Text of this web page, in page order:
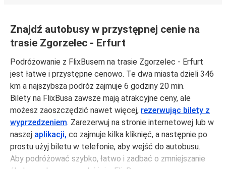
Znajdź autobusy w przystępnej cenie na
trasie Zgorzelec - Erfurt
Podróżowanie z FlixBusem na trasie Zgorzelec - Erfurt
jest łatwe i przystępne cenowo. Te dwa miasta dzieli 346
km a najszybsza podróż zajmuje 6 godziny 20 min.
Bilety na FlixBusa zawsze mają atrakcyjne ceny, ale
możesz zaoszczędzić nawet więcej, rezerwując bilety z
wyprzedzeniem. Zarezerwuj na stronie internetowej lub w
naszej aplikacji, co zajmuje kilka kliknięć, a następnie po
prostu użyj biletu w telefonie, aby wejść do autobusu.
Aby podróżować szybko, łatwo i zadbać o zmniejszanie